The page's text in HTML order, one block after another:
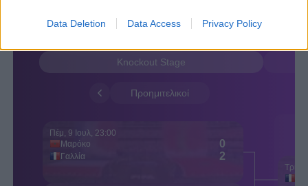
Data Deletion Data Access Privacy Policy